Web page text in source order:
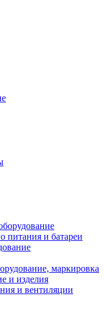
питания и батареи
маркировка
и изделия
и вентиляции